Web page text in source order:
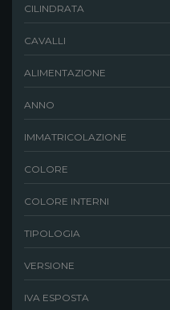
CILINDRATA
CAVALLI
ALIMENTAZIONE
ANNO
IMMATRICOLAZIONE
COLORE
COLORE INTERNI
TIPOLOGIA
VERSIONE
IVA ESPOSTA